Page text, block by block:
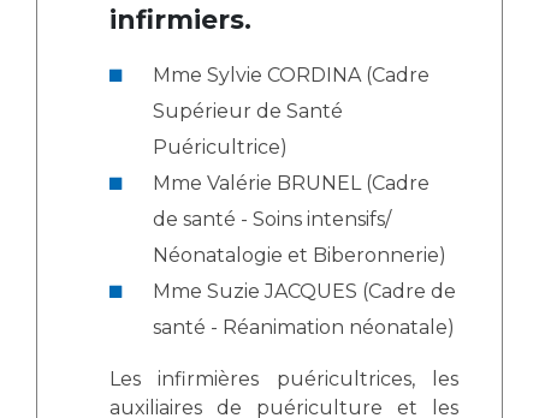
infirmiers.
Mme Sylvie CORDINA (Cadre
Supérieur de Santé
Puéricultrice)
Mme Valérie BRUNEL (Cadre
de santé - Soins intensifs/
Néonatalogie et Biberonnerie)
Mme Suzie JACQUES (Cadre de
santé - Réanimation néonatale)
Les infirmières puéricultrices, les
auxiliaires de puériculture et les